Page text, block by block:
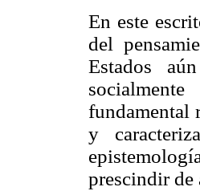
En este
del
Estados
fundamental
y
prescindir de